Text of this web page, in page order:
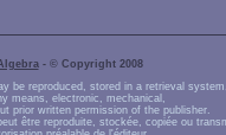
- © Copyright 2008
be reproduced, stored in a retrieval system,
means, electronic, mechanical,
prior written permission of the publisher.
être reproduite, stockée, copiée ou